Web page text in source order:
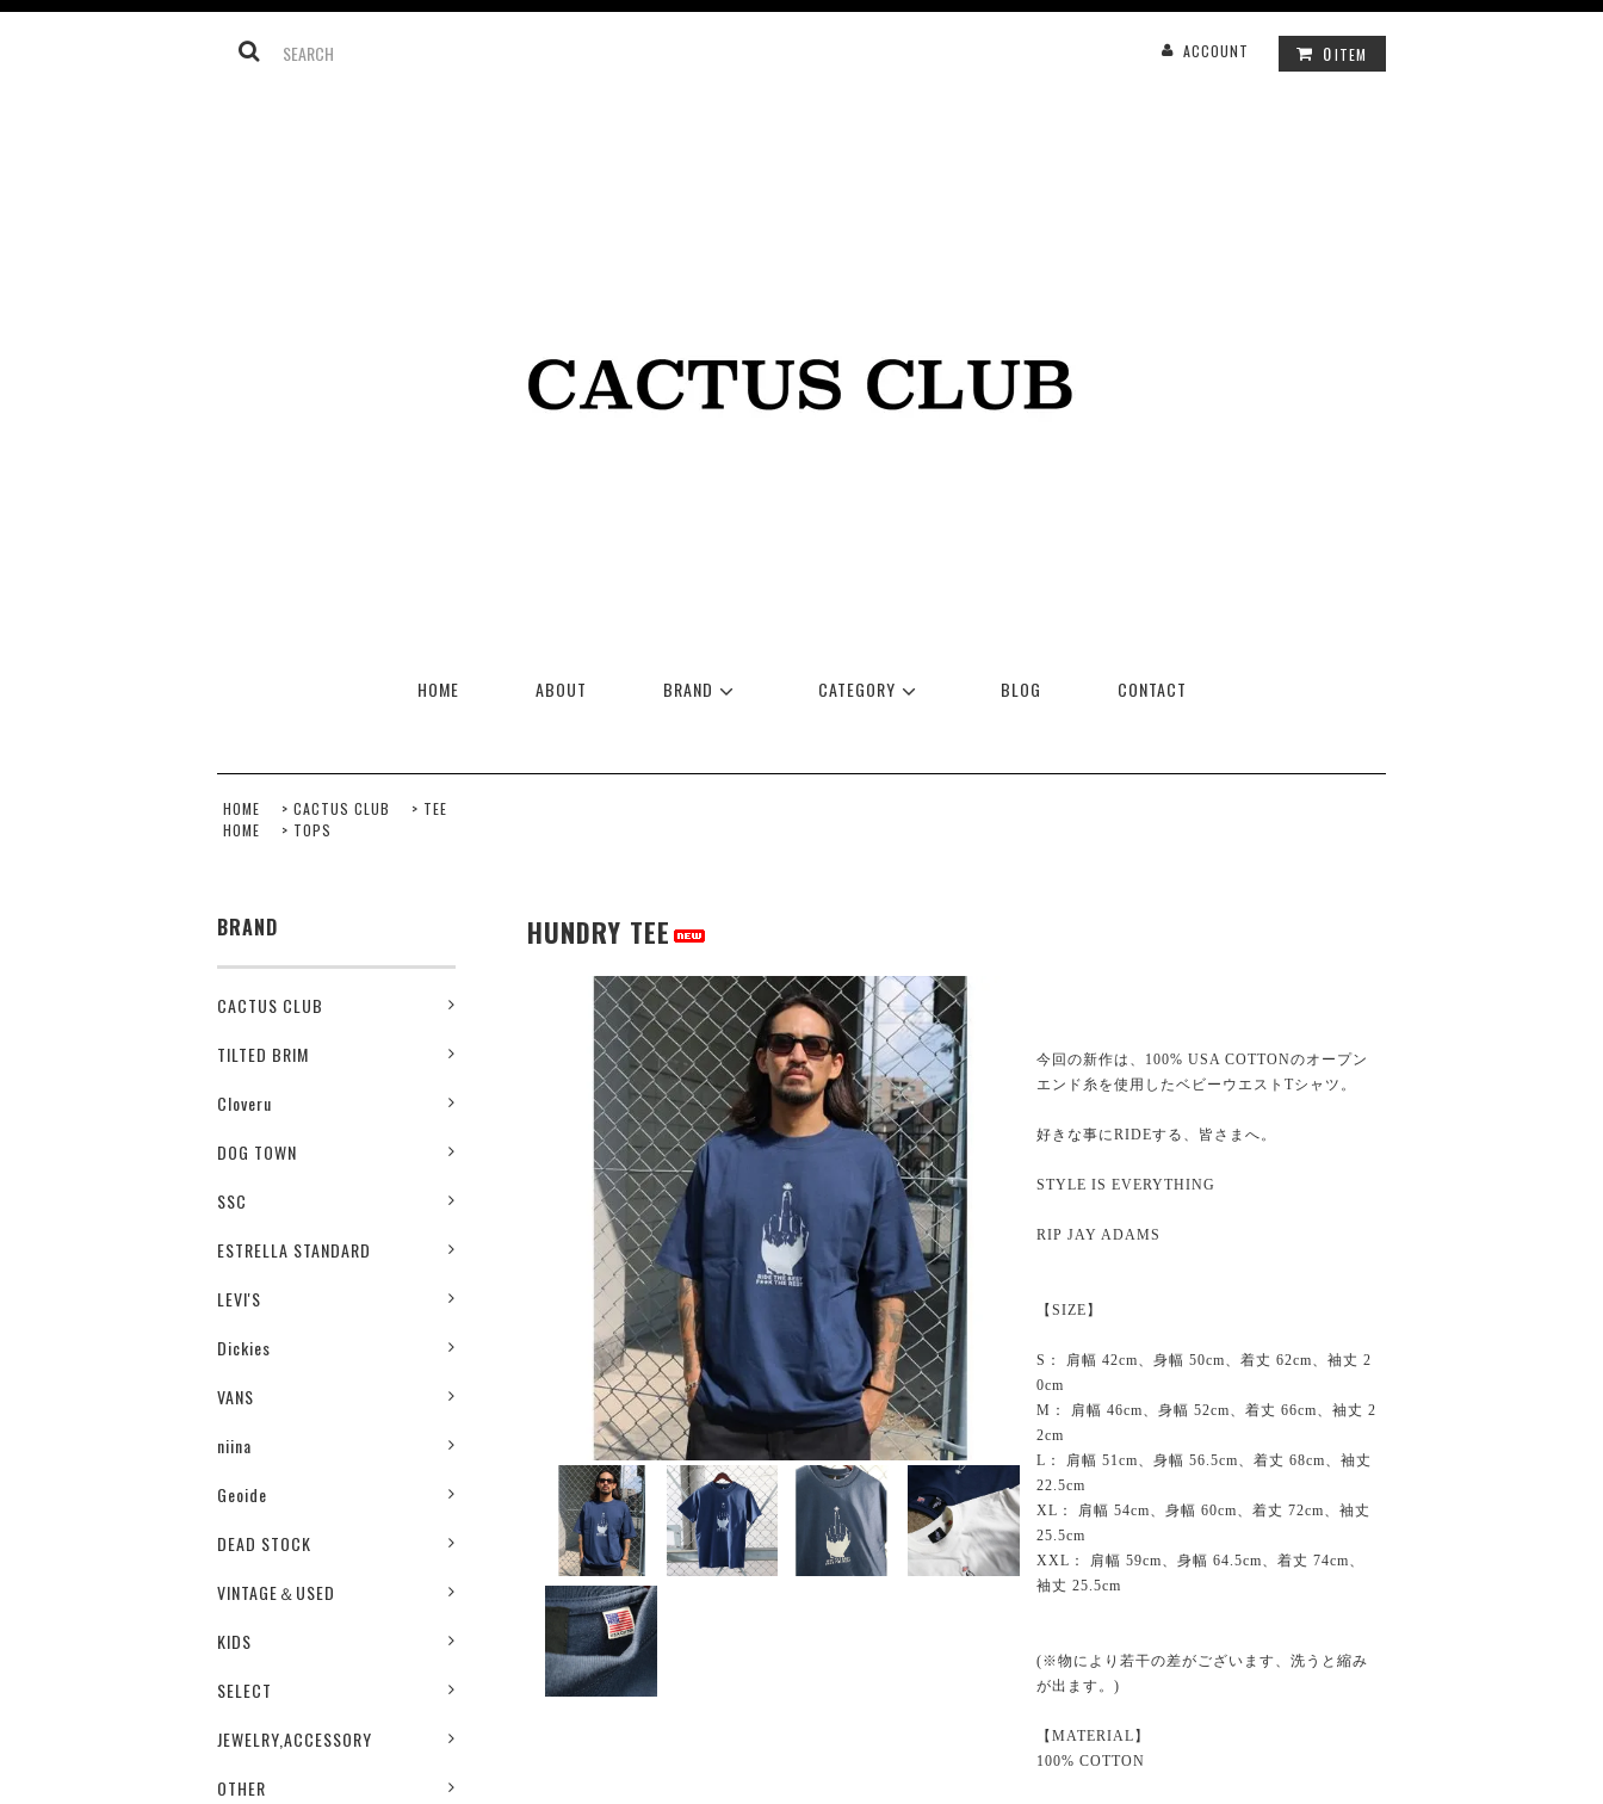
ACCOUNT 0ITEM
HOME ABOUT BRAND CATEGORY BLOG CONTACT
HOME > CACTUS CLUB > TEE
HOME
> TOPS
BRAND
CACTUS CLUB
TILTED BRIM
Cloveru
DOG TOWN
SSC
ESTRELLA STANDARD
LEVI'S
Dickies
VANS
niina
Geoide
DEAD STOCK
VINTAGE＆USED
KIDS
SELECT
JEWELRY,ACCESSORY
OTHER
HUNDRY TEE
今回の新作は、100% USA COTTONのオープン
エンド糸を使用したベビーウエストTシャツ。
好きな事にRIDEする、皆さまへ。
STYLE IS EVERYTHING
RIP JAY ADAMS
【SIZE】
S： 肩幅 42cm、身幅 50cm、着丈 62cm、袖丈 2
0cm
M： 肩幅 46cm、身幅 52cm、着丈 66cm、袖丈 2
2cm
L： 肩幅 51cm、身幅 56.5cm、着丈 68cm、袖丈
22.5cm
XL： 肩幅 54cm、身幅 60cm、着丈 72cm、袖丈
25.5cm
XXL： 肩幅 59cm、身幅 64.5cm、着丈 74cm、
袖丈 25.5cm
(※物により若干の差がございます、洗うと縮み
が出ます。)
【MATERIAL】
100% COTTON